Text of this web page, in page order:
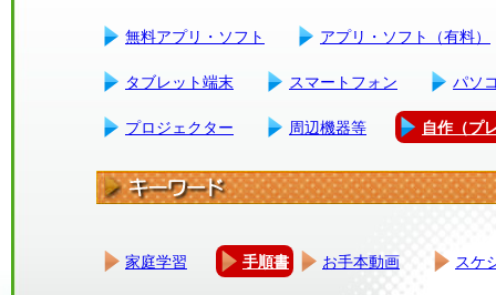
無料アプリ・ソフト アプリ・ソフト（有料）
タブレット端末 スマートフォン パソ
プロジェクター 周辺機器等 自作（プ
家庭学習 手順書 お手本動画 スケ